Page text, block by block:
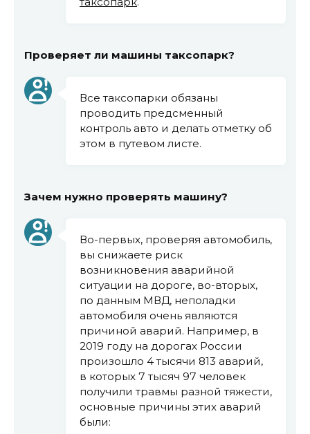
Проверяет ли машины таксопарк?
Все таксопарки обязаны
проводить предсменный
контроль авто и делать отметку об
этом в путевом листе.
Зачем нужно проверять машину?
Во-первых, проверяя автомобиль,
вы снижаете риск
возникновения аварийной
ситуации на дороге, во-вторых,
по данным МВД, неполадки
автомобиля очень являются
причиной аварий. Например, в
2019 году на дорогах России
произошло 4 тысячи 813 аварий,
в которых 7 тысяч 97 человек
получили травмы разной тяжести,
основные причины этих аварий
были: